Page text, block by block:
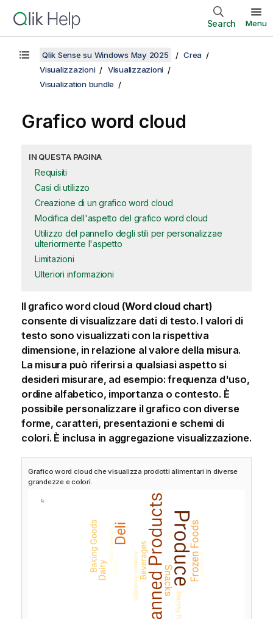
Search Menu
Qlik Sense su Windows May 2025
Crea
Visualizzazioni
Visualizzazioni
Visualization bundle
Grafico word cloud
IN QUESTA PAGINA
Requisiti
Casi di utilizzo
Creazione di un grafico word cloud
Modifica dell'aspetto del grafico word cloud
Utilizzo del pannello degli stili per personalizzae
ulteriormente l'aspetto
Limitazioni
Ulteriori informazioni
Il grafico word cloud (Word cloud chart)
consente di visualizzare dati di testo. I valori di
testo sono visualizzati con la rispettiva
dimensione, in relazione al valore della misura.
La misura può riferirsi a qualsiasi aspetto si
desideri misurare, ad esempio: frequenza d'uso,
ordine alfabetico, importanza o contesto. È
possibile personalizzare il grafico con diverse
forme, caratteri, presentazioni e schemi di
colori. È inclusa in aggregazione visualizzazione.
Grafico word cloud che visualizza prodotti alimentari in diverse
grandezze e colori.